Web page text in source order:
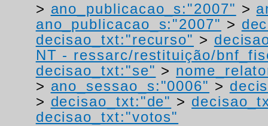
> ano_publicacao_s:"2007" >
ano_publicacao_s:"2007" >
decisao_txt:"recurso" >
NT - ressarc/restituição/
decisao_txt:"se" >
> ano_sessao_s:"0006" >
> decisao_txt:"de" >
decisao_txt:"votos"